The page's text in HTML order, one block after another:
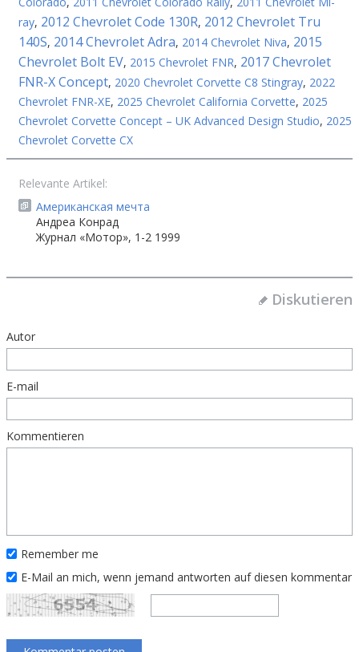
ray, 2012 Chevrolet Code 130R, 2012 Chevrolet Tru
140S, 2014 Chevrolet Adra, 2014 Chevrolet Niva, 2015
Chevrolet Bolt EV, 2015 Chevrolet FNR, 2017 Chevrolet
FNR-X Concept, 2020 Chevrolet Corvette C8 Stingray, 2022
Chevrolet FNR-XE, 2025 Chevrolet California Corvette, 2025
Chevrolet Corvette Concept – UK Advanced Design Studio, 2025
Chevrolet Corvette CX
Relevante Artikel:
Американская мечта
Андреа Конрад
Журнал «Мотор», 1-2 1999
Diskutieren
Autor
E-mail
Kommentieren
Remember me
E-Mail an mich, wenn jemand antworten auf diesen kommentar